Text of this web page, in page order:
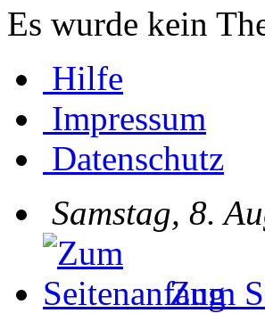
Es wurde kein
Hilfe
Impressum
Datenschutz
Samstag, 8.
Zum